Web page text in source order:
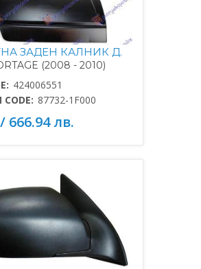
ЗАДЕН КАЛНИК Д.
(2008 - 2010)
424006551
CODE: 87732-1F000
666.94 лв.